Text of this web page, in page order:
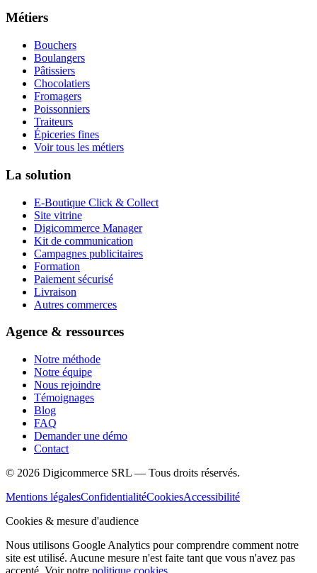
Métiers
Bouchers
Boulangers
Pâtissiers
Chocolatiers
Fromagers
Poissonniers
Traiteurs
Épiceries fines
Voir tous les métiers
La solution
E-Boutique Click & Collect
Site vitrine
Digicommerce Manager
Kit de communication
Campagnes publicitaires
Formation
Paiement sécurisé
Livraison
Autres commerces
Agence & ressources
Notre méthode
Notre équipe
Nous rejoindre
Témoignages
Blog
FAQ
Demander une démo
Contact
© 2026 Digicommerce SRL — Tous droits réservés.
Mentions légalesConfidentialitéCookiesAccessibilité
Cookies & mesure d'audience
Nous utilisons Google Analytics pour comprendre comment notre
site est utilisé. Aucune mesure n'est faite tant que vous n'avez pas
accepté. Voir notre politique cookies